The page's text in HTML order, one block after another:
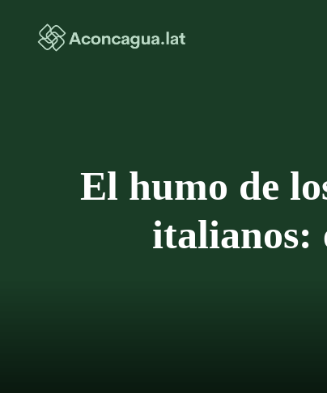
contenido
El humo de
italianos: